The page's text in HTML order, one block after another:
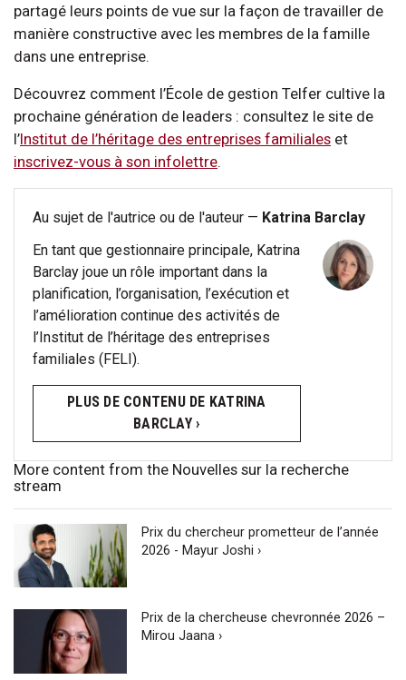
partagé leurs points de vue sur la façon de travailler de
manière constructive avec les membres de la famille
dans une entreprise.
Découvrez comment l’École de gestion Telfer cultive la
prochaine génération de leaders : consultez le site de
l’Institut de l’héritage des entreprises familiales et
inscrivez-vous à son infolettre.
Au sujet de l'autrice ou de l'auteur — Katrina Barclay
En tant que gestionnaire principale, Katrina
Barclay joue un rôle important dans la
planification, l’organisation, l’exécution et
l’amélioration continue des activités de
l’Institut de l’héritage des entreprises
familiales (FELI).
PLUS DE CONTENU DE KATRINA
BARCLAY ›
More content from the Nouvelles sur la recherche
stream
Prix du chercheur prometteur de l’année
2026 - Mayur Joshi ›
Prix de la chercheuse chevronnée 2026 –
Mirou Jaana ›